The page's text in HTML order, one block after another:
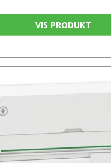
VIS PRODUKT